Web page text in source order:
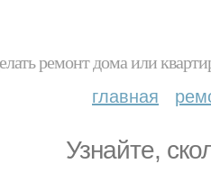
ремонт дома или
главная
Узнайте,